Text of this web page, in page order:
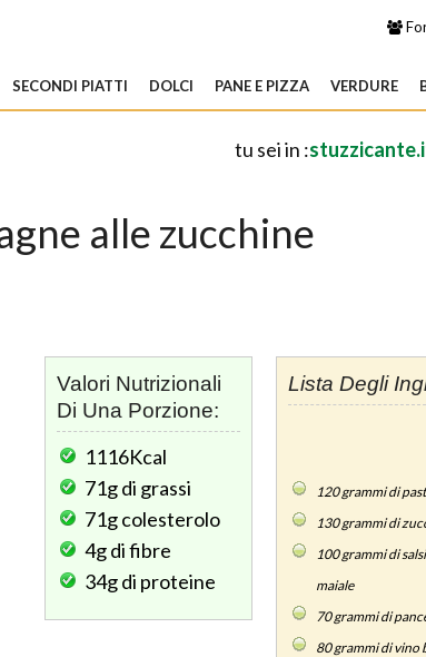
SECONDI PIATTI DOLCI PANE E PIZZA VERDURE
tu sei in :
alle zucchine
Lista Degli
120grammi di
130grammi di
100grammi di
maiale
70grammi di
80grammi di vino
Valori Nutrizionali
Di Una Porzione:
1116Kcal
71gdi grassi
71gcolesterolo
4gdi fibre
34gdi proteine